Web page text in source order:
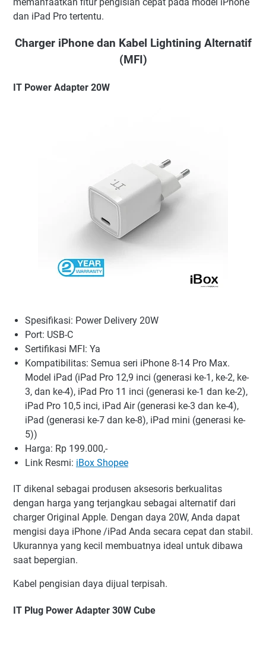
dan iPad Pro tertentu.
Charger iPhone dan Kabel Lightining Alternatif
(MFI)
IT Power Adapter 20W
Spesifikasi: Power Delivery 20W
Port: USB-C
Sertifikasi MFI: Ya
Kompatibilitas: Semua seri iPhone 8-14 Pro Max.
Model iPad (iPad Pro 12,9 inci (generasi ke-1, ke-2, ke-
3, dan ke-4), iPad Pro 11 inci (generasi ke-1 dan ke-2),
iPad Pro 10,5 inci, iPad Air (generasi ke-3 dan ke-4),
iPad (generasi ke-7 dan ke-8), iPad mini (generasi ke-
5))
Harga: Rp 199.000,-
Link Resmi: iBox Shopee
IT dikenal sebagai produsen aksesoris berkualitas
dengan harga yang terjangkau sebagai alternatif dari
charger Original Apple. Dengan daya 20W, Anda dapat
mengisi daya iPhone /iPad Anda secara cepat dan stabil.
Ukurannya yang kecil membuatnya ideal untuk dibawa
saat bepergian.
Kabel pengisian daya dijual terpisah.
IT Plug Power Adapter 30W Cube